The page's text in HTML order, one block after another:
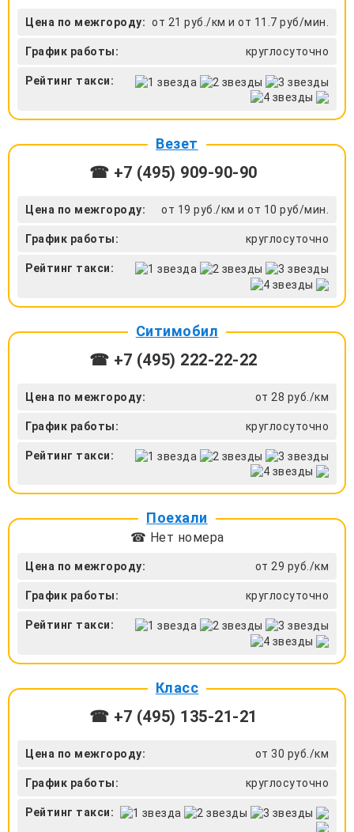
Цена по межгороду: от 21 руб./км и от 11.7 руб/мин.
График работы: круглосуточно
Рейтинг такси:
Везет
☎ +7 (495) 909-90-90
Цена по межгороду: от 19 руб./км и от 10 руб/мин.
График работы: круглосуточно
Рейтинг такси:
Ситимобил
☎ +7 (495) 222-22-22
Цена по межгороду: от 28 руб./км
График работы: круглосуточно
Рейтинг такси:
Поехали
☎ Нет номера
Цена по межгороду: от 29 руб./км
График работы: круглосуточно
Рейтинг такси:
Класс
☎ +7 (495) 135-21-21
Цена по межгороду: от 30 руб./км
График работы: круглосуточно
Рейтинг такси: